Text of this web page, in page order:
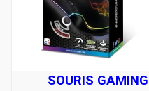
SOURIS GAMING